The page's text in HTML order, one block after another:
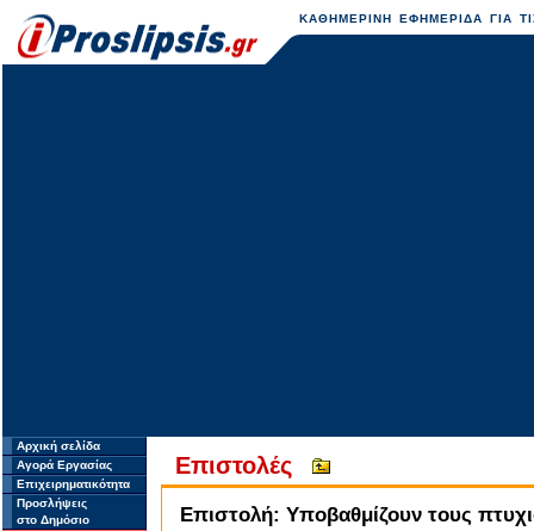
ΚΑΘΗΜΕΡΙΝΗ ΕΦΗΜΕΡΙΔΑ ΓΙΑ
Αρχική σελίδα
Αγορά Εργασίας
Επιχειρηματικότητα
Προσλήψεις
στο Δημόσιο
Επιστολές
Επιστολή: Υποβαθμίζουν τους